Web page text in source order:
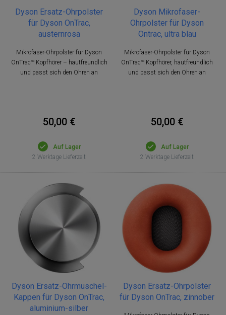
Dyson Ersatz-Ohrpolster
für Dyson OnTrac,
austernrosa
Mikrofaser-Ohrpolster für Dyson
OnTrac™ Kopfhörer – hautfreundlich
und passt sich den Ohren an
50,00 €
Auf Lager
2 Werktage Lieferzeit
Dyson Mikrofaser-
Ohrpolster für Dyson
Ontrac, ultra blau
Mikrofaser-Ohrpolster für Dyson
OnTrac™ Kopfhörer, hautfreundlich
und passt sich den Ohren an
50,00 €
Auf Lager
2 Werktage Lieferzeit
Dyson Ersatz-Ohrmuschel-
Kappen für Dyson OnTrac,
aluminium-silber
Dyson Ersatz-Ohrpolster
für Dyson OnTrac, zinnober